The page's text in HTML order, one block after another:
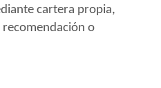
cartera propia,
o